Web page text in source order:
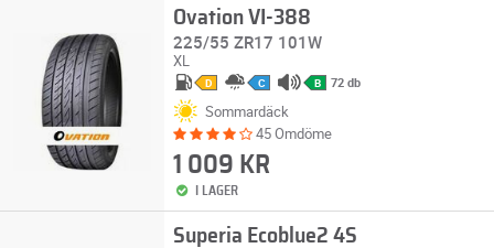
Ovation VI-388
225/55 ZR17 101W
XL
D C B 72 db
Sommardäck
45 Omdöme
1 009 KR
I LAGER
Superia Ecoblue2 4S